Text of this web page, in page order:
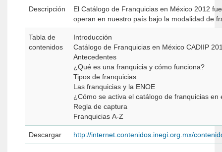
Descripción
El Catálogo de Franquicias en México 2012
operan en nuestro país bajo la modalidad de
Tabla de
contenidos
Introducción
Catálogo de Franquicias en México CADIIP
Antecedentes
¿Qué es una franquicia y cómo funciona?
Tipos de franquicias
Las franquicias y la ENOE
¿Cómo se activa el catálogo de franquicias
Regla de captura
Franquicias A-Z
Descargar http://internet.contenidos.inegi.org.mx/